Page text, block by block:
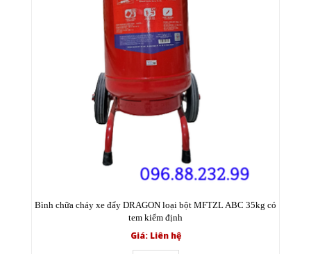
Bình chữa cháy xe đẩy DRAGON loại bột MFTZL ABC 35kg có
tem kiểm định
Giá: Liên hệ